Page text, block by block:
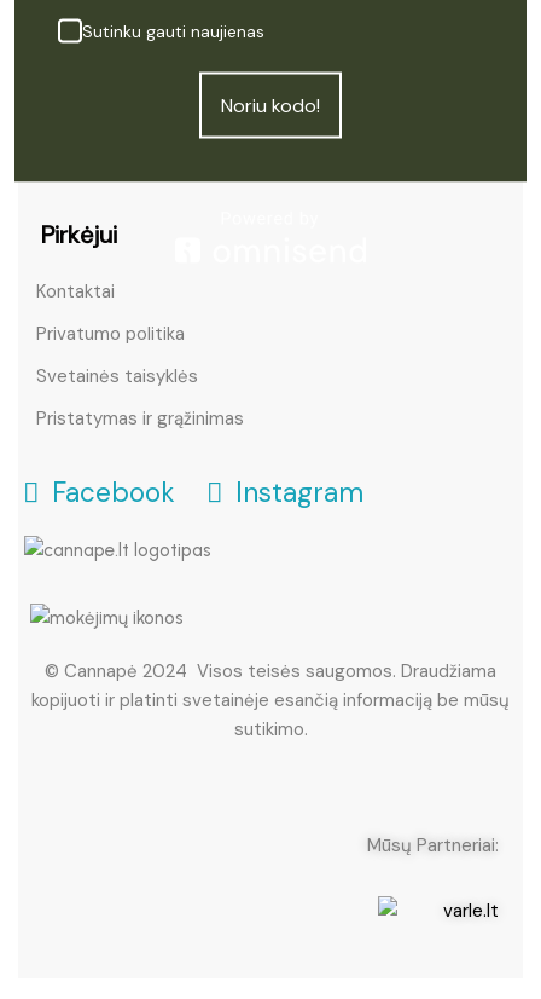
Produktai
Pirkėjui
Kontaktai
Privatumo politika
Svetainės taisyklės
Pristatymas ir grąžinimas
Facebook Instagram
© Cannapė 2024 Visos teisės saugomos. Draudžiama
kopijuoti ir platinti svetainėje esančią informaciją be mūsų
sutikimo.
Mūsų Partneriai:
Sutinku gauti naujienas
Noriu kodo!